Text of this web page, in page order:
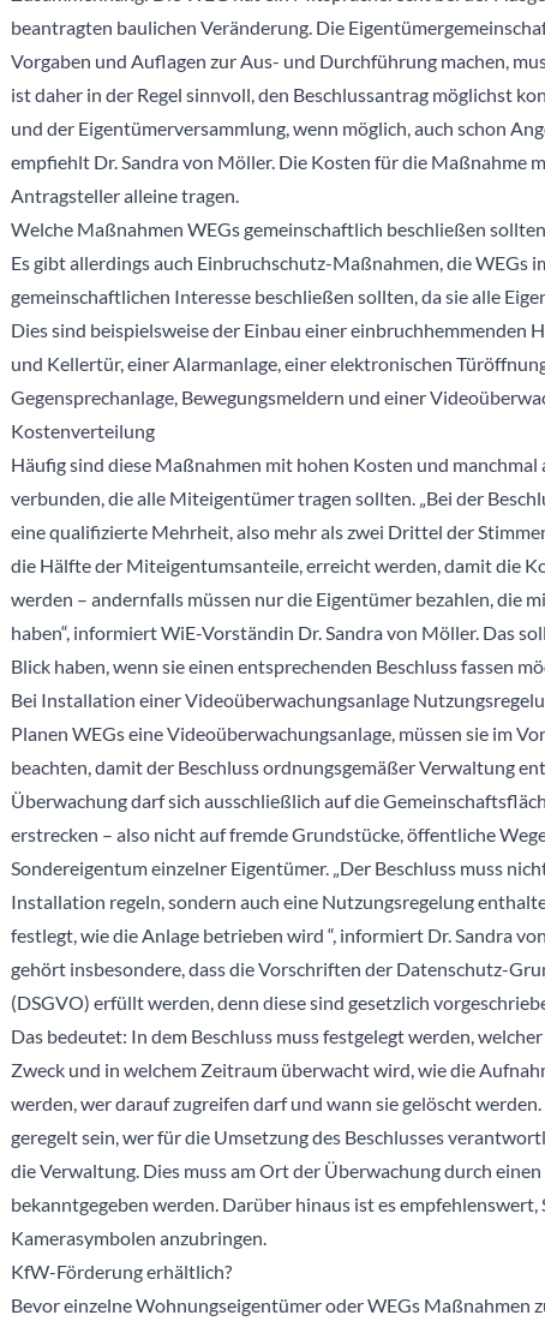
beantragten baulichen Veränderung. Die
Vorgaben und Auflagen zur Aus- und Durchführung machen,
ist daher in der Regel sinnvoll, den Beschlussantrag möglichst
und der Eigentümerversammlung, wenn möglich, auch schon
empfiehlt Dr. Sandra von Möller. Die Kosten für die Maßnahme
Antragsteller alleine tragen.
Welche Maßnahmen WEGs gemeinschaftlich beschließen sollten
Es gibt allerdings auch Einbruchschutz-Maßnahmen, die WEGs
gemeinschaftlichen Interesse beschließen sollten, da sie alle
Dies sind beispielsweise der Einbau einer einbruchhemmenden
und Kellertür, einer Alarmanlage, einer elektronischen
Gegensprechanlage, Bewegungsmeldern und einer
Kostenverteilung
Häufig sind diese Maßnahmen mit hohen Kosten und manchmal
verbunden, die alle Miteigentümer tragen sollten. „Bei der
eine qualifizierte Mehrheit, also mehr als zwei Drittel der
die Hälfte der Miteigentumsanteile, erreicht werden, damit die
werden – andernfalls müssen nur die Eigentümer bezahlen, die
haben“, informiert WiE-Vorständin Dr. Sandra von Möller. Das
Blick haben, wenn sie einen entsprechenden Beschluss fassen
Bei Installation einer Videoüberwachungsanlage
Planen WEGs eine Videoüberwachungsanlage, müssen sie im
beachten, damit der Beschluss ordnungsgemäßer Verwaltung
Überwachung darf sich ausschließlich auf die
erstrecken – also nicht auf fremde Grundstücke, öffentliche
Sondereigentum einzelner Eigentümer. „Der Beschluss muss
Installation regeln, sondern auch eine Nutzungsregelung
festlegt, wie die Anlage betrieben wird ­“, informiert Dr. Sandra
gehört insbesondere, dass die Vorschriften der Datenschutz-
(DSGVO) erfüllt werden, denn diese sind gesetzlich
Das bedeutet: In dem Beschluss muss festgelegt werden,
Zweck und in welchem Zeitraum überwacht wird, wie die
werden, wer darauf zugreifen darf und wann sie gelöscht
geregelt sein, wer für die Umsetzung des Beschlusses
die Verwaltung. Dies muss am Ort der Überwachung durch
bekanntgegeben werden. Darüber hinaus ist es empfehlenswert,
Kamerasymbolen anzubringen.
KfW-Förderung erhältlich?
Bevor einzelne Wohnungseigentümer oder WEGs Maßnahmen